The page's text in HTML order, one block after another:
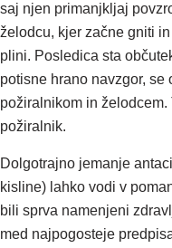
saj njen primanjkljaj
želodcu, kjer začne gniti
plini. Posledica sta
potisne hrano navzgor, se
požiralnikom in
požiralnik.
Dolgotrajno jemanje
kisline) lahko vodi v
bili sprva namenjeni
med najpogosteje